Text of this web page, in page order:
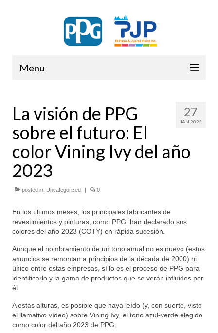
Menu
27
JAN 2023
La visión de PPG
sobre el futuro: El
color Vining Ivy del año
2023
posted in: Uncategorized | 0
En los últimos meses, los principales fabricantes de
revestimientos y pinturas, como PPG, han declarado sus
colores del año 2023 (COTY) en rápida sucesión.
Aunque el nombramiento de un tono anual no es nuevo (estos
anuncios se remontan a principios de la década de 2000) ni
único entre estas empresas, sí lo es el proceso de PPG para
identificarlo y la gama de productos que se verán influidos por
él.
A estas alturas, es posible que haya leído (y, con suerte, visto
el llamativo vídeo) sobre Vining Ivy, el tono azul-verde elegido
como color del año 2023 de PPG.